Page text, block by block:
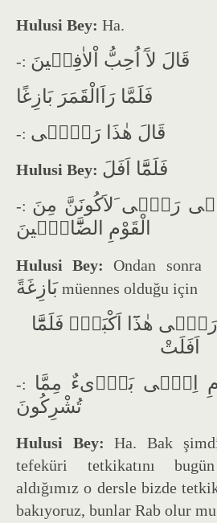
Hulusi Bey: Ha.
-: قَالَ لآَ اُحِبُّ اْلاٰفِل۪ينَ
فَلَمَّا رَاَالْقَمَرَ بَازِغًا
-: قَالَ هٰذَا رَبّ۪ۚى
Hulusi Bey: فَلَمَّٓا اَفَلَ
-: رَبّ۪ى َلاَكُونَنَّ مِنَ
الْقَوْمِ الضَّٓالّ۪ينَ
Hulusi Bey: Ondan sonra
بَازِغَةًmüennes olduğu için
رَبّ۪ى هٰذَٓا اَكْبَرُۚ فَلَمَّٓا
اَفَلَتْ
-: اِنّ۪ى بَر۪ٓىءٌ مِمَّا
تُشْرِكُونَ
Hulusi Bey: Ha. Bak
tefeküri tetkikatını
aldığımız o dersle bizde
bakıyoruz, bunlar Rab olur